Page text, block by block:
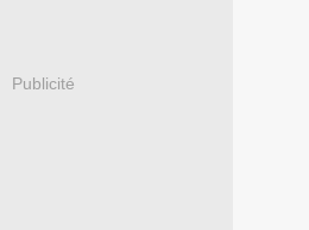
Publicité